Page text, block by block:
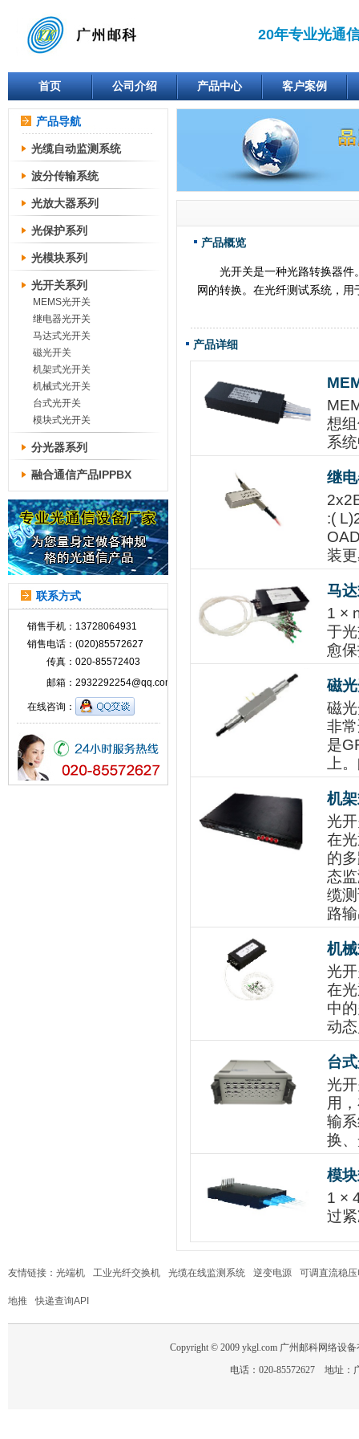
20年专业光通
首页 公司介绍 产品中心 客户案例
产品导航
光缆自动监测系统
波分传输系统
光放大器系列
光保护系列
光模块系列
光开关系列
MEMS光开关
继电器光开关
马达式光开关
磁光开关
机架式光开关
机械式光开关
台式光开关
模块式光开关
分光器系列
融合通信产品IPPBX
联系方式
销售手机： 13728064931
销售电话： (020)85572627
传真： 020-85572403
邮箱： 2932292254@qq.com
在线咨询：
产品概览
光开关是一种光路转换器件
网的转换。在光纤测试系统，
产品详细
想
系
继
:(
装
马
1 ×
于
愈
磁
磁
非
是
上
机
光
在
的
态
缆
路
机
光
在
中
动
台
光
用
输
换
模
1 ×
过
友情链接： 光端机 工业光纤交换机 光缆在线监测系统 逆变电源 可调直流稳
地推 快递查询API
Copyright © 2009 ykgl.com 广州邮科网络设
电话：020-85572627 地址